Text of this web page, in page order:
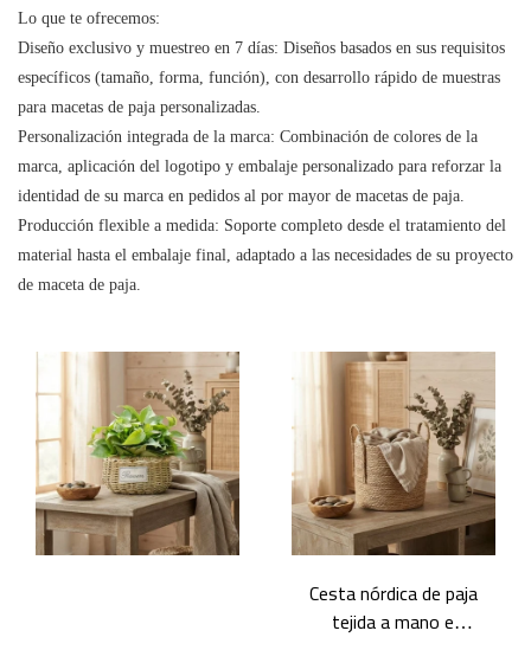
Lo que te ofrecemos:
Diseño exclusivo y muestreo en 7 días: Diseños basados ​​en sus requisitos
específicos (tamaño, forma, función), con desarrollo rápido de muestras
para macetas de paja personalizadas.
Personalización integrada de la marca: Combinación de colores de la
marca, aplicación del logotipo y embalaje personalizado para reforzar la
identidad de su marca en pedidos al por mayor de macetas de paja.
Producción flexible a medida: Soporte completo desde el tratamiento del
material hasta el embalaje final, adaptado a las necesidades de su proyecto
de maceta de paja.
Cesta nórdica de paja
tejida a mano e